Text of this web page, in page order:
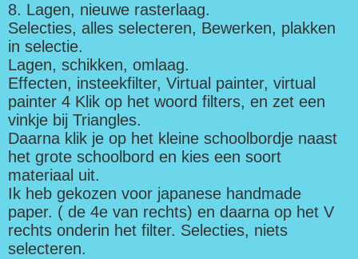
8. Lagen, nieuwe rasterlaag.
Selecties, alles selecteren, Bewerken, plakken
in selectie.
Lagen, schikken, omlaag.
Effecten, insteekfilter, Virtual painter, virtual
painter 4 Klik op het woord filters, en zet een
vinkje bij Triangles.
Daarna klik je op het kleine schoolbordje naast
het grote schoolbord en kies een soort
materiaal uit.
Ik heb gekozen voor japanese handmade
paper. ( de 4e van rechts) en daarna op het V
rechts onderin het filter. Selecties, niets
selecteren.